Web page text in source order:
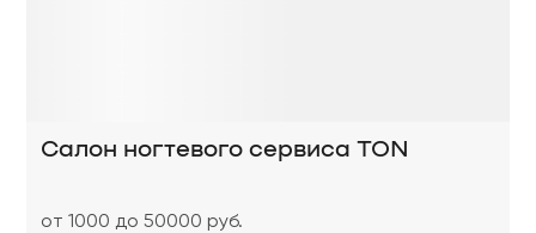
Салон ногтевого сервиса TON
от 1000 до 50000 руб.